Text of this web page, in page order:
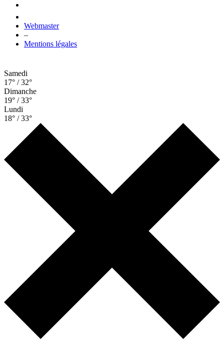
Webmaster
–
Mentions légales
Samedi
17° / 32°
Dimanche
19° / 33°
Lundi
18° / 33°